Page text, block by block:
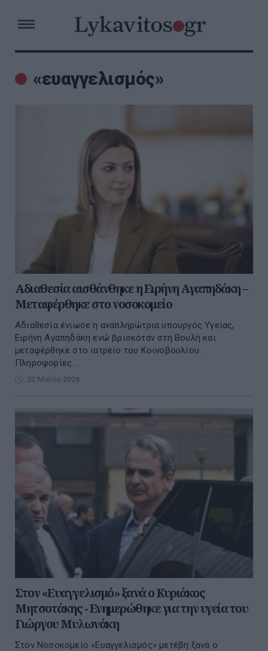
«ευαγγελισμός»
Αδιαθεσία αισθάνθηκε η Ειρήνη Αγαπηδάκη –
Μεταφέρθηκε στο νοσοκομείο
Αδιαθεσία ένιωσε η αναπληρώτρια υπουργός Υγείας,
Ειρήνη Αγαπηδάκη ενώ βρισκόταν στη Βουλή και
μεταφέρθηκε στο ιατρείο του Κοινοβουλίου.
Πληροφορίες...
22 Μαΐου 2026
Στον «Ευαγγελισμό» ξανά ο Κυριάκος
Μητσοτάκης - Ενημερώθηκε για την υγεία του
Γιώργου Μυλωνάκη
Στον Νοσοκομείο «Ευαγγελισμός» μετέβη ξανά ο